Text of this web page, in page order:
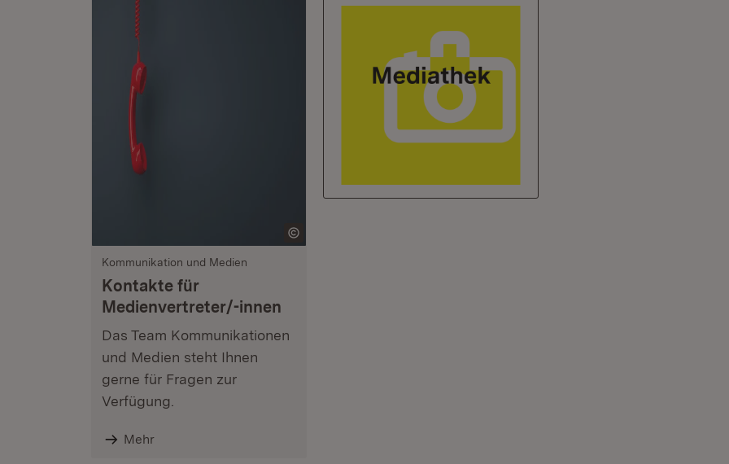
Kommunikation und Medien
Kontakte für
Medienvertreter/-innen
Das Team Kommunikationen
und Medien steht Ihnen
gerne für Fragen zur
Verfügung.
Mehr